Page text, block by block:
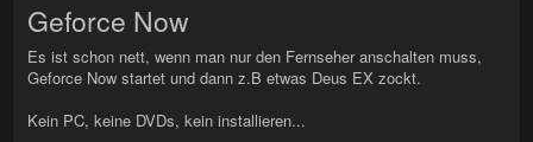
Geforce Now
Es ist schon nett, wenn man nur den Fernseher anschalten muss,
Geforce Now startet und dann z.B etwas Deus EX zockt.
Kein PC, keine DVDs, kein installieren...